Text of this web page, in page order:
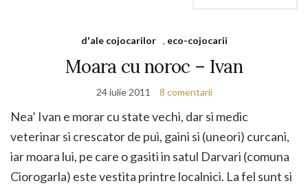
d'ale cojocarilor , eco-cojocarii
Moara cu noroc – Ivan
24 iulie 2011 8 comentarii
Nea’ Ivan e morar cu state vechi, dar si medic
veterinar si crescator de pui, gaini si (uneori) curcani,
iar moara lui, pe care o gasiti in satul Darvari (comuna
Ciorogarla) este vestita printre localnici. La fel sunt si